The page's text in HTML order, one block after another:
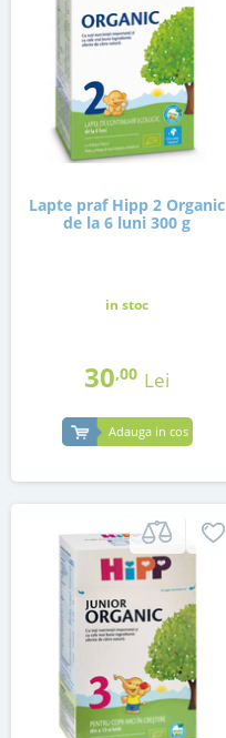
Lapte praf Hipp 2 Organic
de la 6 luni 300 g
in stoc
30,00 Lei
Adauga in cos